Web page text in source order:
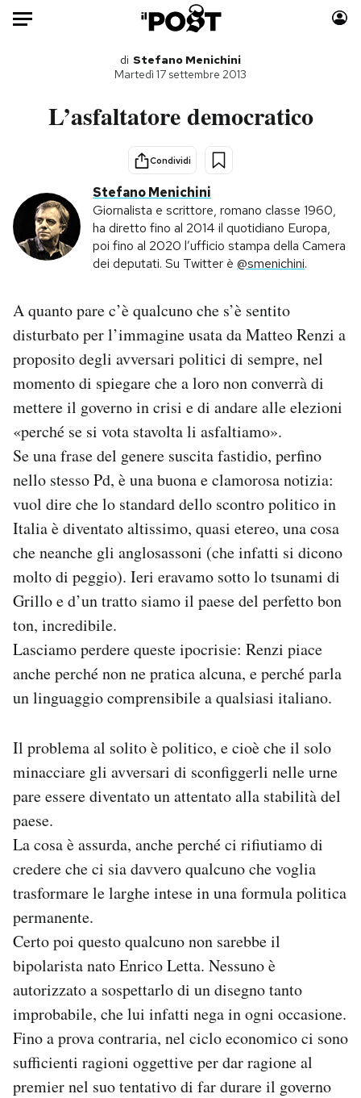
Auto
Tecnologia
Internet
Scienza
Sport
Libri
Ok Boomer!
Media
PODCAST
NEWSLETTER
I MIEI PREFERITI
SHOP
CALENDARIO
AREA PERSONALE
Area Personale
Regala il Post
Hai bisogno di aiuto?
Esci
di Stefano Menichini
Martedì 17 settembre 2013
L’asfaltatore democratico
Condividi
Stefano Menichini
Giornalista e scrittore, romano classe 1960,
ha diretto fino al 2014 il quotidiano Europa,
poi fino al 2020 l’ufficio stampa della Camera
dei deputati. Su Twitter è @smenichini.
A quanto pare c’è qualcuno che s’è sentito
disturbato per l’immagine usata da Matteo Renzi a
proposito degli avversari politici di sempre, nel
momento di spiegare che a loro non converrà di
mettere il governo in crisi e di andare alle elezioni
«perché se si vota stavolta li asfaltiamo».
Se una frase del genere suscita fastidio, perfino
nello stesso Pd, è una buona e clamorosa notizia:
vuol dire che lo standard dello scontro politico in
Italia è diventato altissimo, quasi etereo, una cosa
che neanche gli anglosassoni (che infatti si dicono
molto di peggio). Ieri eravamo sotto lo tsunami di
Grillo e d’un tratto siamo il paese del perfetto bon
ton, incredibile.
Lasciamo perdere queste ipocrisie: Renzi piace
anche perché non ne pratica alcuna, e perché parla
un linguaggio comprensibile a qualsiasi italiano.
Il problema al solito è politico, e cioè che il solo
minacciare gli avversari di sconfiggerli nelle urne
pare essere diventato un attentato alla stabilità del
paese.
La cosa è assurda, anche perché ci rifiutiamo di
credere che ci sia davvero qualcuno che voglia
trasformare le larghe intese in una formula politica
permanente.
Certo poi questo qualcuno non sarebbe il
bipolarista nato Enrico Letta. Nessuno è
autorizzato a sospettarlo di un disegno tanto
improbabile, che lui infatti nega in ogni occasione.
Fino a prova contraria, nel ciclo economico ci sono
sufficienti ragioni oggettive per dar ragione al
premier nel suo tentativo di far durare il governo